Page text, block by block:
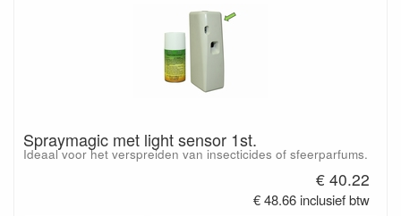
Spraymagic met light sensor 1st.
Ideaal voor het verspreiden van insecticides of sfeerparfums.
€ 40.22
€ 48.66 inclusief btw